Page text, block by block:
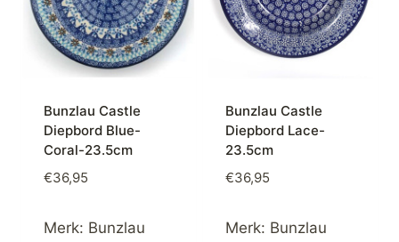
Bunzlau Castle
Diepbord Blue-
Coral-23.5cm
€36,95
Merk: Bunzlau
Bunzlau Castle
Diepbord Lace-
23.5cm
€36,95
Merk: Bunzlau